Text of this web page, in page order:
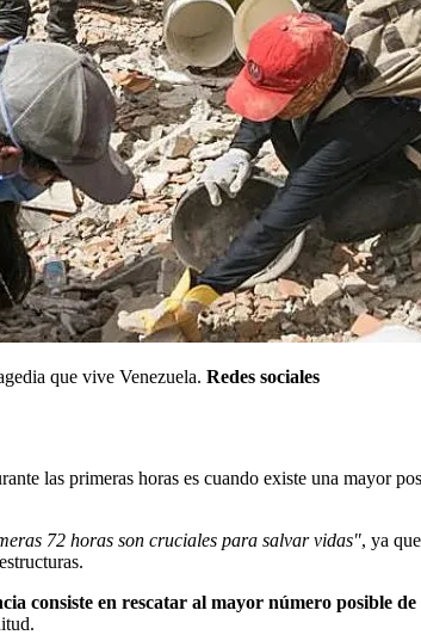
que vive Venezuela. Redes sociales
las primeras horas es cuando existe una mayor
72 horas son cruciales para salvar vidas", ya
consiste en rescatar al mayor número posible